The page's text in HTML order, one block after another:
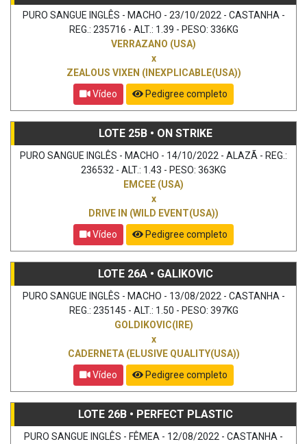
PURO SANGUE INGLÊS - MACHO - 23/10/2022 - CASTANHA -
REG.: 235716 - ALT.: 1.39 - PESO: 336KG
VERRAZANO (USA)
x
ZEALOUS VIXEN (INEXPLICABLE(USA))
Vídeo
Pedigree completo
LOTE 25B • ON STRIKE
PURO SANGUE INGLÊS - MACHO - 14/10/2022 - ALAZÃ - REG.:
236532 - ALT.: 1.43 - PESO: 363KG
EMCEE (USA)
x
DRIVE IN (WILD EVENT(USA))
Vídeo
Pedigree completo
LOTE 26A • GALIKOVIC
PURO SANGUE INGLÊS - MACHO - 13/08/2022 - CASTANHA -
REG.: 235145 - ALT.: 1.50 - PESO: 397KG
GOLDIKOVIC(IRE)
x
CADERNETA (ELUSIVE QUALITY(USA))
Vídeo
Pedigree completo
LOTE 26B • PERFECT PLASTIC
PURO SANGUE INGLÊS - FÊMEA - 12/08/2022 - CASTANHA -